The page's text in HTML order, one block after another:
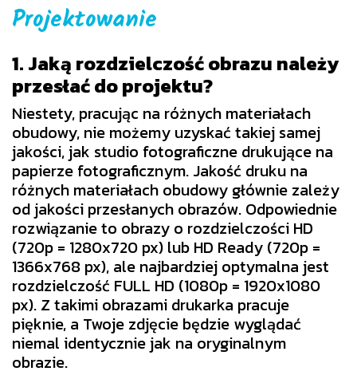
Projektowanie
1. Jaką rozdzielczość obrazu należy
przesłać do projektu?
Niestety, pracując na różnych materiałach
obudowy, nie możemy uzyskać takiej samej
jakości, jak studio fotograficzne drukujące na
papierze fotograficznym. Jakość druku na
różnych materiałach obudowy głównie zależy
od jakości przesłanych obrazów. Odpowiednie
rozwiązanie to obrazy o rozdzielczości HD
(720p = 1280x720 px) lub HD Ready (720p =
1366x768 px), ale najbardziej optymalna jest
rozdzielczość FULL HD (1080p = 1920x1080
px). Z takimi obrazami drukarka pracuje
pięknie, a Twoje zdjęcie będzie wyglądać
niemal identycznie jak na oryginalnym
obrazie.